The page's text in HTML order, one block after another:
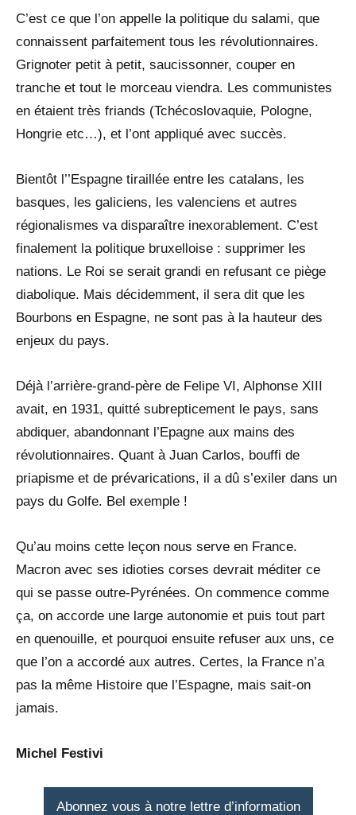
C’est ce que l’on appelle la politique du salami, que
connaissent parfaitement tous les révolutionnaires.
Grignoter petit à petit, saucissonner, couper en
tranche et tout le morceau viendra. Les communistes
en étaient très friands (Tchécoslovaquie, Pologne,
Hongrie etc…), et l’ont appliqué avec succès.
Bientôt l’’Espagne tiraillée entre les catalans, les
basques, les galiciens, les valenciens et autres
régionalismes va disparaître inexorablement. C’est
finalement la politique bruxelloise : supprimer les
nations. Le Roi se serait grandi en refusant ce piège
diabolique. Mais décidemment, il sera dit que les
Bourbons en Espagne, ne sont pas à la hauteur des
enjeux du pays.
Déjà l’arrière-grand-père de Felipe VI, Alphonse XIII
avait, en 1931, quitté subrepticement le pays, sans
abdiquer, abandonnant l’Epagne aux mains des
révolutionnaires. Quant à Juan Carlos, bouffi de
priapisme et de prévarications, il a dû s’exiler dans un
pays du Golfe. Bel exemple !
Qu’au moins cette leçon nous serve en France.
Macron avec ses idioties corses devrait méditer ce
qui se passe outre-Pyrénées. On commence comme
ça, on accorde une large autonomie et puis tout part
en quenouille, et pourquoi ensuite refuser aux uns, ce
que l’on a accordé aux autres. Certes, la France n’a
pas la même Histoire que l’Espagne, mais sait-on
jamais.
Michel Festivi
Abonnez vous à notre lettre d’information